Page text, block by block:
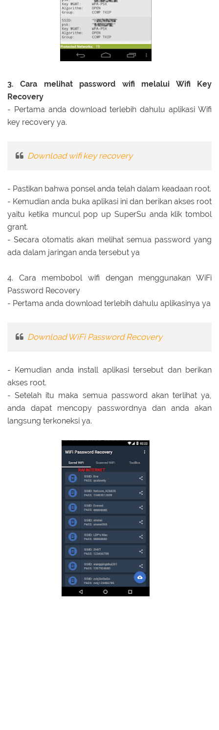
3. Cara melihat password wifi melalui Wifi Key
Recovery
- Pertama anda download terlebih dahulu aplikasi Wifi
key recovery ya.
Download wifi key recovery
- Pastikan bahwa ponsel anda telah dalam keadaan root.
- Kemudian anda buka aplikasi ini dan berikan akses root
yaitu ketika muncul pop up SuperSu anda klik tombol
grant.
- Secara otomatis akan melihat semua password yang
ada dalam jaringan anda tersebut ya
4. Cara membobol wifi dengan menggunakan WiFi
Password Recovery
- Pertama anda download terlebih dahulu aplikasinya ya
Download WiFi Password Recovery
- Kemudian anda install aplikasi tersebut dan berikan
akses root.
- Setelah itu maka semua password akan terlihat ya,
anda dapat mencopy passwordnya dan anda akan
langsung terkoneksi ya.